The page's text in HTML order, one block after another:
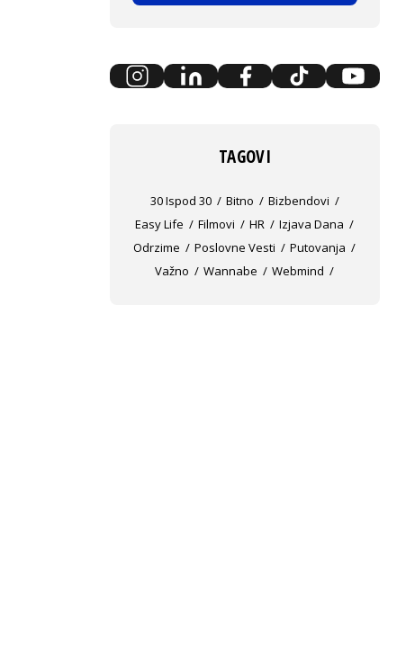
TAGOVI
30 Ispod 30 Bitno
Bizbendovi
Easy Life
Filmovi HR
Izjava Dana
Odrzime
Poslovne Vesti
Putovanja
Važno
Wannabe Webmind